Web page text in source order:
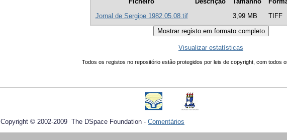
Jornal de Sergipe 1982.05.08.tif
3,99 MB TIFF
Visualizar estatísticas
Todos os registos no repositório estão protegidos por leis de copyright, com todos
Copyright © 2002-2009 The DSpace Foundation - Comentários